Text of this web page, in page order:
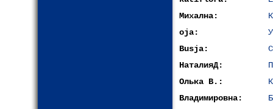
Михална:
oja:
Busja:
НаталияД:
Олька В.:
Владимировна: